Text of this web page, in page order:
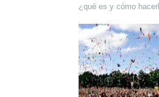
¿qué es y cómo